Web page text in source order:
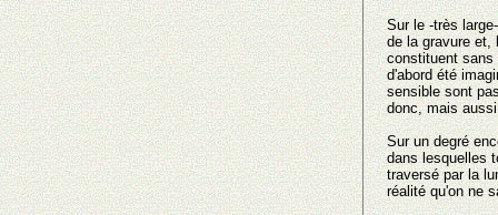
Sur le -très
de la gravure et,
constituent
d'abord été
sensible sont
donc, mais
Sur un degré
dans lesquelles
traversé par la
réalité qu'οn ne